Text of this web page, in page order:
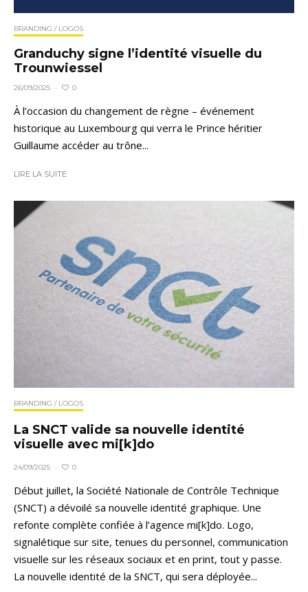
BRANDING / LOGOS
Granduchy signe l’identité visuelle du
Trounwiessel
26/09/2025 · 0
À l’occasion du changement de règne – événement
historique au Luxembourg qui verra le Prince héritier
Guillaume accéder au trône...
LIRE LA SUITE
BRANDING / LOGOS
La SNCT valide sa nouvelle identité
visuelle avec mi[k]do
24/09/2025 · 0
Début juillet, la Société Nationale de Contrôle Technique
(SNCT) a dévoilé sa nouvelle identité graphique. Une
refonte complète confiée à l’agence mi[k]do. Logo,
signalétique sur site, tenues du personnel, communication
visuelle sur les réseaux sociaux et en print, tout y passe.
La nouvelle identité de la SNCT, qui sera déployée...